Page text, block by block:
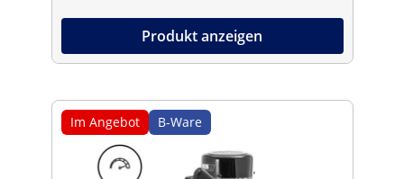
Produkt anzeigen
Im Angebot B-Ware